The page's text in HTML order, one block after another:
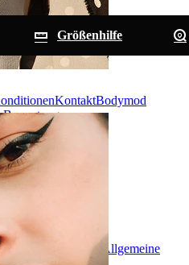
Größenhilfe
KontaktBodymod
Informationen zur
Piercingschmuck
Allgemeine